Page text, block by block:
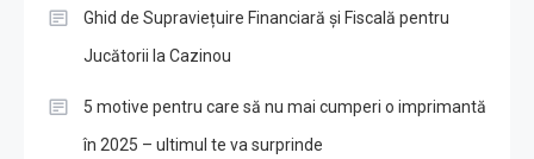
Ghid de Supraviețuire Financiară și Fiscală pentru
Jucătorii la Cazinou
5 motive pentru care să nu mai cumperi o imprimantă
în 2025 – ultimul te va surprinde